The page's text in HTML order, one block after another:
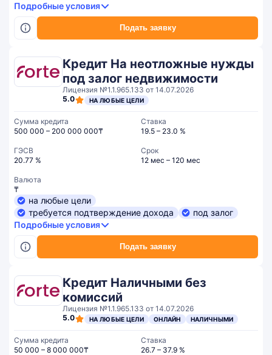
Подать заявку
Подробные условия
Кредит На неотложные нужды
под залог недвижимости
Лицензия №1.1.965.133 от 14.07.2026
5.0
НА ЛЮБЫЕ ЦЕЛИ
Подать заявку
Сумма кредита
500 000 – 200 000 000₸
Ставка
19.5 – 23.0 %
ГЭСВ
20.77 %
Срок
12 мес – 120 мес
Валюта
₸
на любые цели
требуется подтверждение дохода
под залог
Подробные условия
Кредит Наличными без
комиссий
Лицензия №1.1.965.133 от 14.07.2026
5.0
НА ЛЮБЫЕ ЦЕЛИ ОНЛАЙН НАЛИЧНЫМИ
Сумма кредита
50 000 – 8 000 000₸
Ставка
26.7 – 37.9 %